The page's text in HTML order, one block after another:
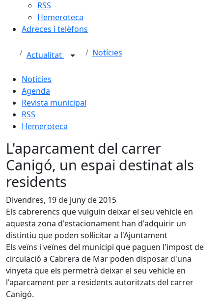
RSS
Hemeroteca
Adreces i telèfons
Actualitat Notícies
Notícies
Agenda
Revista municipal
RSS
Hemeroteca
L'aparcament del carrer
Canigó, un espai destinat als
residents
Divendres, 19 de juny de 2015
Els cabrerencs que vulguin deixar el seu vehicle en
aquesta zona d'estacionament han d'adquirir un
distintiu que poden sol·licitar a l'Ajuntament
Els veïns i veïnes del municipi que paguen l'impost de
circulació a Cabrera de Mar poden disposar d'una
vinyeta que els permetrà deixar el seu vehicle en
l'aparcament per a residents autoritzats del carrer
Canigó.